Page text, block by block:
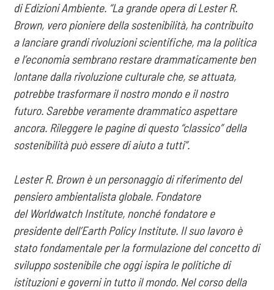
diEdizioni Ambiente. “La grande opera di Lester R.
Brown, vero pioniere della sostenibilità, ha contribuito
a lanciare grandi rivoluzioni scientifiche, ma la politica
e l’economia sembrano restare drammaticamente ben
lontane dalla rivoluzione culturale che, se attuata,
potrebbe trasformare ilnostro mondo e il nostro
futuro. Sarebbe veramente drammatico aspettare
ancora. Rileggere lepagine di questo “classico” della
sostenibilità può essere di aiuto a tutti”.
Lester R. Brown è un personaggio di riferimento del
pensiero ambientalista globale. Fondatore
del Worldwatch Institute, nonché fondatore e
presidente dell’Earth Policy Institute. Il suo lavoro è
stato fondamentale per la formulazione del concetto di
sviluppo sostenibile che oggi ispira le politiche di
istituzioni e governi in tutto il mondo. Nel corso della